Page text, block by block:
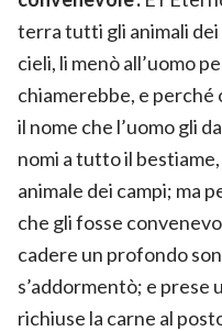
terra tutti gli animali
cieli, li menò all’uomo
chiamerebbe, e
il nome che l’uomo gli
nomi a tutto il
animale dei campi; ma
che gli fosse
cadere un profondo
s’addormentò; e prese
richiuse la carne al